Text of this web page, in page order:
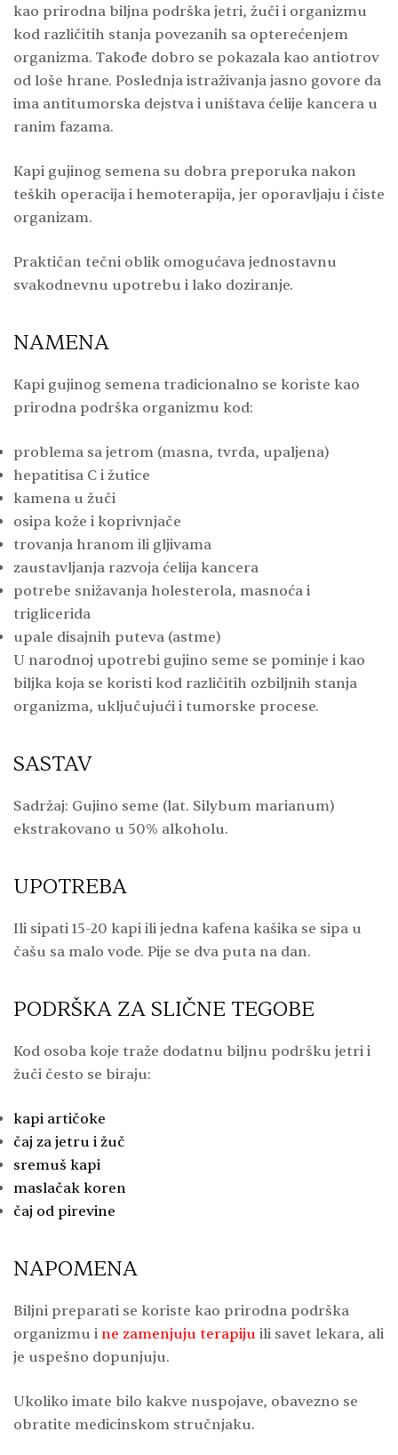
kao prirodna biljna podrška jetri, žuči i organizmu
kod različitih stanja povezanih sa opterećenjem
organizma. Takođe dobro se pokazala kao antiotrov
od loše hrane. Poslednja istraživanja jasno govore da
ima antitumorska dejstva i uništava ćelije kancera u
ranim fazama.
Kapi gujinog semena su dobra preporuka nakon
teških operacija i hemoterapija, jer oporavljaju i čiste
organizam.
Praktičan tečni oblik omogućava jednostavnu
svakodnevnu upotrebu i lako doziranje.
NAMENA
Kapi gujinog semena tradicionalno se koriste kao
prirodna podrška organizmu kod:
problema sa jetrom (masna, tvrda, upaljena)
hepatitisa C i žutice
kamena u žuči
osipa kože i koprivnjače
trovanja hranom ili gljivama
zaustavljanja razvoja ćelija kancera
potrebe snižavanja holesterola, masnoća i
triglicerida
upale disajnih puteva (astme)
U narodnoj upotrebi gujino seme se pominje i kao
biljka koja se koristi kod različitih ozbiljnih stanja
organizma, uključujući i tumorske procese.
SASTAV
Sadržaj: Gujino seme (lat. Silybum marianum)
ekstrakovano u 50% alkoholu.
UPOTREBA
Ili sipati 15-20 kapi ili jedna kafena kašika se sipa u
čašu sa malo vode. Pije se dva puta na dan.
PODRŠKA ZA SLIČNE TEGOBE
Kod osoba koje traže dodatnu biljnu podršku jetri i
žuči često se biraju:
kapi artičoke
čaj za jetru i žuč
sremuš kapi
maslačak koren
čaj od pirevine
NAPOMENA
Biljni preparati se koriste kao prirodna podrška
organizmu i ne zamenjuju terapiju ili savet lekara, ali
je uspešno dopunjuju.
Ukoliko imate bilo kakve nuspojave, obavezno se
obratite medicinskom stručnjaku.